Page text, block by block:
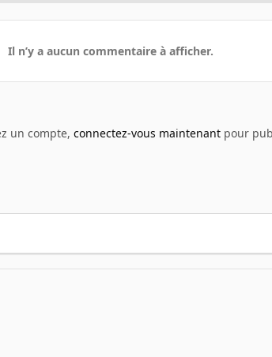
Il n’y a aucun commentaire à afficher.
un compte, connectez-vous maintenantpour